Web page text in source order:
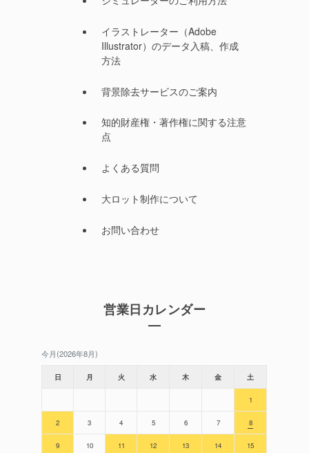
イラストレーター（Adobe
Illustrator）のデータ入稿、作成
方法
背景除去サービスのご案内
知的財産権・著作権に関する注意
点
よくある質問
大ロット制作について
お問い合わせ
営業日カレンダー
今月(2026年8月)
日 月 火 水 木 金 土
1
2 3 4 5 6 7 8
9 10 11 12 13 14 15